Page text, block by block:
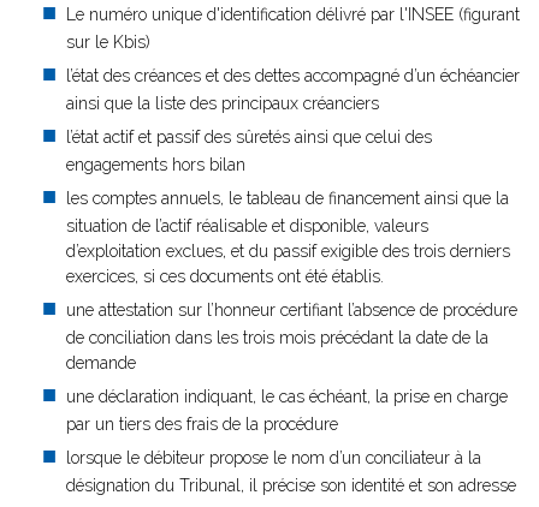
Le numéro unique d'identification délivré par l'INSEE (figurant
sur le Kbis)
l’état des créances et des dettes accompagné d’un échéancier
ainsi que la liste des principaux créanciers
l’état actif et passif des sûretés ainsi que celui des
engagements hors bilan
les comptes annuels, le tableau de financement ainsi que la
situation de l’actif réalisable et disponible, valeurs
d’exploitation exclues, et du passif exigible des trois derniers
exercices, si ces documents ont été établis.
une attestation sur l’honneur certifiant l’absence de procédure
de conciliation dans les trois mois précédant la date de la
demande
une déclaration indiquant, le cas échéant, la prise en charge
par un tiers des frais de la procédure
lorsque le débiteur propose le nom d’un conciliateur à la
désignation du Tribunal, il précise son identité et son adresse